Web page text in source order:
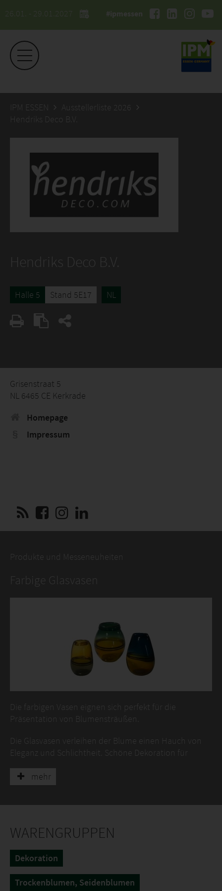
26.01. - 29.01.2027 #ipmessen
IPM ESSEN
Ausstellerliste 2026
Hendriks Deco B.V.
Hendriks Deco B.V.
Halle 5 Stand 5E17 NL
Grisenstraat 5
NL 6465 CE Kerkrade
Homepage
Impressum
Produkte und Messeneuheiten
Farbige Glasvasen
Die farbigen Vasen eignen sich perfekt für die
Präsentation von Blumensträußen.
Die Glasvasen verleihen der Blume einen Hauch von
Eleganz und Schlichtheit. Schöne Dekoration für
Couchtisch, Kamin und Veranda. Jetzt auch in
anderen Formen, Abmessungen und Farben erhältlich.
mehr
WARENGRUPPEN
Dekoration
Trockenblumen, Seidenblumen